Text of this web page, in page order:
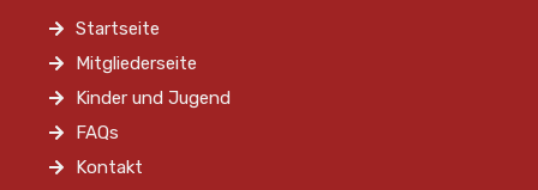
Startseite
Mitgliederseite
Kinder und Jugend
FAQs
Kontakt